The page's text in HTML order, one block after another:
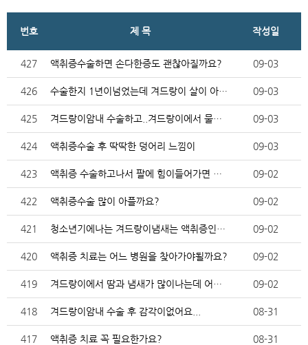
번호 제 목 작성일
427 액취증수술하면 손다한증도 괜찮아질까요? 09-03
426 수술한지 1년이넘었는데 겨드랑이 살이 아직도 땡겨요 09-03
425 겨드랑이암내 수술하고..겨드랑이에서 물이나와요 09-03
424 액취증수술 후 딱딱한 덩어리 느낌이 09-03
423 액취증 수술하고나서 팔에 힘이들어가면 살이 땡길수있나요… 09-02
422 액취증수술 많이 아플까요? 09-02
421 청소년기에나는 겨드랑이냄새는 액취증인건가요? 09-02
420 액취증 치료는 어느 병원을 찾아가야될까요? 09-02
419 겨드랑이에서 땀과 냄새가 많이나는데 어떡하죠ㅠ 09-02
418 겨드랑이암내 수술 후 감각이없어요... 08-31
417 액취증 치료 꼭 필요한가요? 08-31